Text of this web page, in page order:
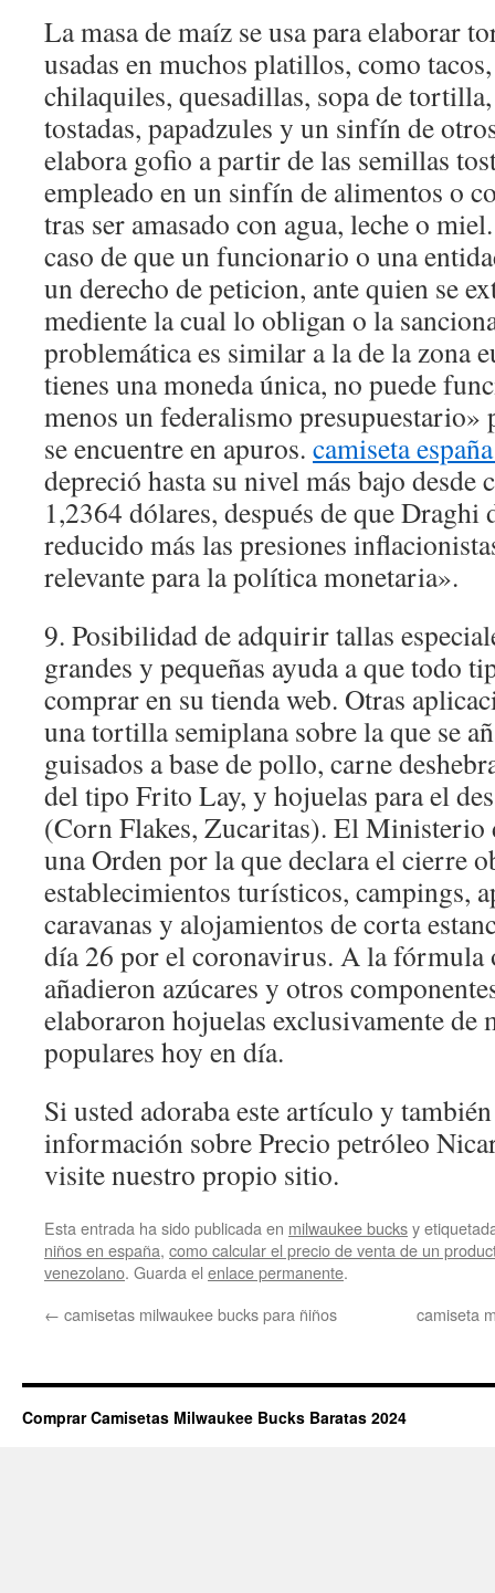
La masa de maíz se usa para elaborar
usadas en muchos platillos, como
chilaquiles, quesadillas, sopa de
tostadas, papadzules y un sinfín de
elabora gofio a partir de las semillas
empleado en un sinfín de alimentos o
tras ser amasado con agua, leche o
caso de que un funcionario o una
un derecho de peticion, ante quien se
mediente la cual lo obligan o la
problemática es similar a la de la zona
tienes una moneda única, no puede
menos un federalismo presupuestario»
se encuentre en apuros. camiseta
depreció hasta su nivel más bajo desde
1,2364 dólares, después de que Draghi
reducido más las presiones
relevante para la política monetaria».
9. Posibilidad de adquirir tallas
grandes y pequeñas ayuda a que todo
comprar en su tienda web. Otras
una tortilla semiplana sobre la que se
guisados a base de pollo, carne
del tipo Frito Lay, y hojuelas para el
(Corn Flakes, Zucaritas). El Ministerio
una Orden por la que declara el cierre
establecimientos turísticos, campings,
caravanas y alojamientos de corta
día 26 por el coronavirus. A la fórmula
añadieron azúcares y otros
elaboraron hojuelas exclusivamente de
populares hoy en día.
Si usted adoraba este artículo y
información sobre Precio petróleo
visite nuestro propio sitio.
Esta entrada ha sido publicada en milwaukee bucksy
niños en españa, como calcular el precio de venta de un
venezolano. Guarda el enlace permanente.
← camisetas milwaukee bucks para ñiños camiseta
Comprar Camisetas Milwaukee Bucks Baratas 2024